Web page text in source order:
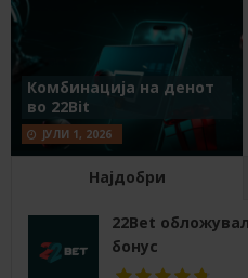
Комбинација на денот
во 22Bit
ЈУЛИ 1, 2026
Најдобри
22Bet
бонус